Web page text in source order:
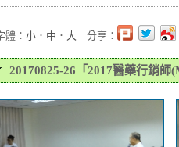
體： 小 ． 中 ． 大 分享：
20170825-26「2017醫藥行銷師